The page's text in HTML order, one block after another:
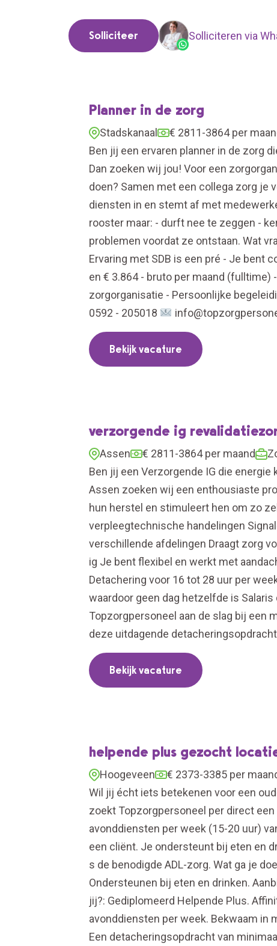
Solliciteer Solliciteren via
Planner in de zorg
Stadskanaal € 2811-3864 per
Ben jij een ervaren planner in de zorg
Dan zoeken wij jou! Voor een
doen? Samen met een collega zorg je
diensten in en stemt af met
rooster maar: - durft nee te zeggen -
problemen voordat ze ontstaan. Wat
Ervaring met SDB is een pré - Je bent
en € 3.864 - bruto per maand
zorgorganisatie - Persoonlijke
0592 - 205018
Bekijk vacature
verzorgende ig
Assen € 2811-3864 per maand
Ben jij een Verzorgende IG die
Assen zoeken wij een enthousiaste
hun herstel en stimuleert hen om zo
verpleegtechnische handelingen
verschillende afdelingen Draagt zorg
ig Je bent flexibel en werkt met
Detachering voor 16 tot 28 uur per
waardoor geen dag hetzelfde is
Topzorgpersoneel aan de slag bij een
deze uitdagende
Bekijk vacature
helpende plus gezocht
Hoogeveen € 2373-3385 per
Wil jij écht iets betekenen voor een
zoekt Topzorgpersoneel per direct
avonddiensten per week (15-20 uur)
een cliënt. Je ondersteunt bij eten en
s de benodigde ADL-zorg. Wat ga je
Ondersteunen bij eten en drinken.
jij?: Gediplomeerd Helpende Plus.
avonddiensten per week. Bekwaam in
Een detacheringsopdracht van